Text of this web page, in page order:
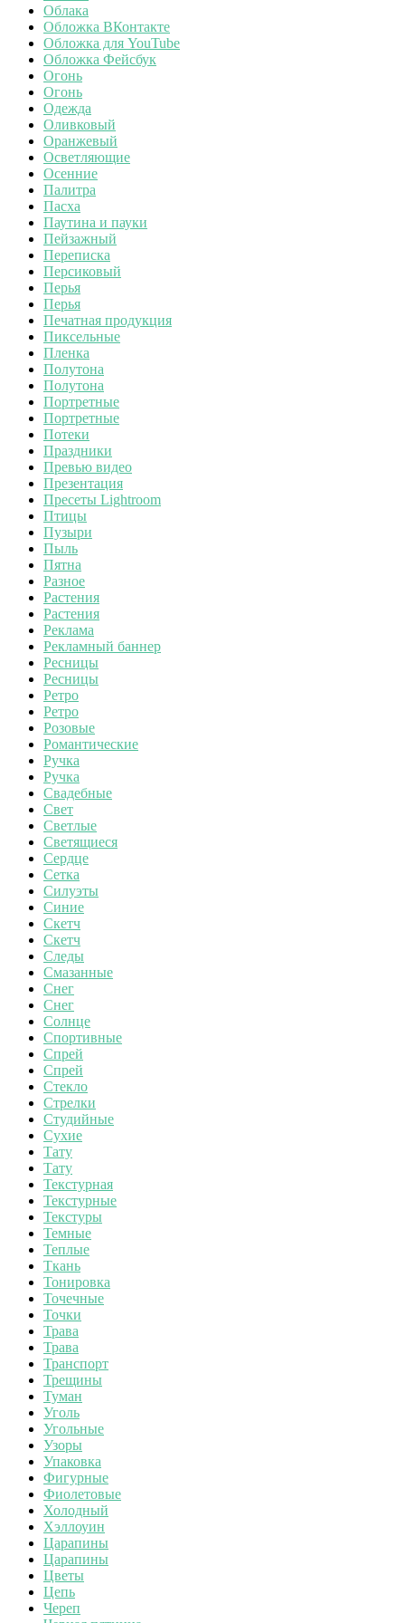
Облака
Обложка ВКонтакте
Обложка для YouTube
Обложка Фейсбук
Огонь
Огонь
Одежда
Оливковый
Оранжевый
Осветляющие
Осенние
Палитра
Пасха
Паутина и пауки
Пейзажный
Переписка
Персиковый
Перья
Перья
Печатная продукция
Пиксельные
Пленка
Полутона
Полутона
Портретные
Портретные
Потеки
Праздники
Превью видео
Презентация
Пресеты Lightroom
Птицы
Пузыри
Пыль
Пятна
Разное
Растения
Растения
Реклама
Рекламный баннер
Ресницы
Ресницы
Ретро
Ретро
Розовые
Романтические
Ручка
Ручка
Свадебные
Свет
Светлые
Светящиеся
Сердце
Сетка
Силуэты
Синие
Скетч
Скетч
Следы
Смазанные
Снег
Снег
Солнце
Спортивные
Спрей
Спрей
Стекло
Стрелки
Студийные
Сухие
Тату
Тату
Текстурная
Текстурные
Текстуры
Темные
Теплые
Ткань
Тонировка
Точечные
Точки
Трава
Трава
Транспорт
Трещины
Туман
Уголь
Угольные
Узоры
Упаковка
Фигурные
Фиолетовые
Холодный
Хэллоуин
Царапины
Царапины
Цветы
Цепь
Череп